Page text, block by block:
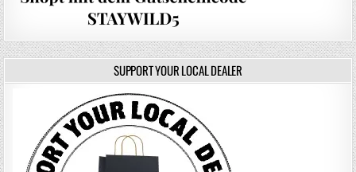
SUPPORT YOUR LOCAL DEALER